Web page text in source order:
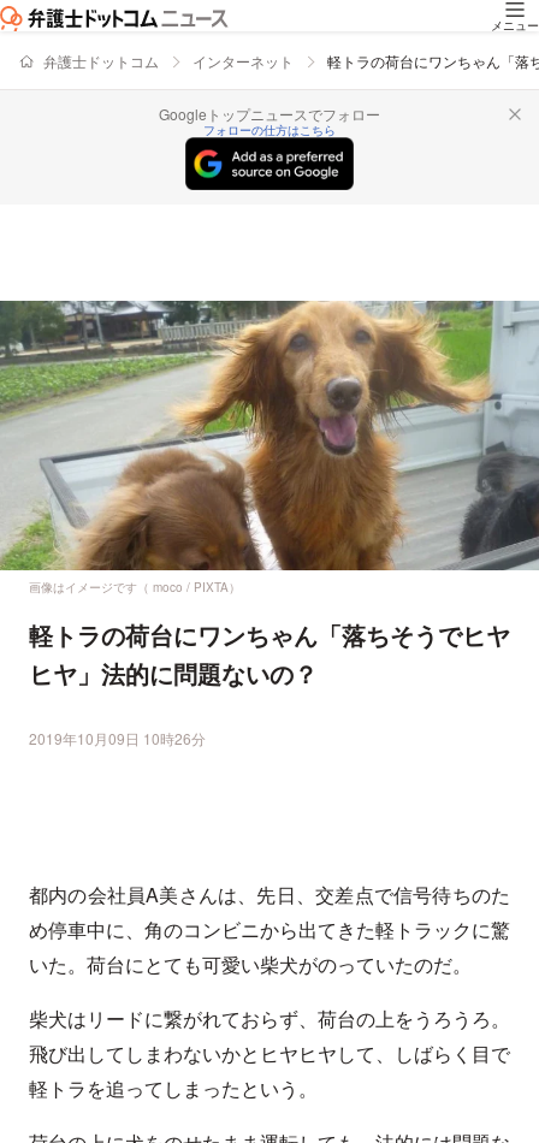
メニュー
弁護士ドットコム インターネット 軽トラの荷台にワンちゃん「落
Googleトップニュースでフォロー
フォローの仕方はこちら
画像はイメージです（ moco / PIXTA）
軽トラの荷台にワンちゃん「落ちそうでヒヤ
ヒヤ」法的に問題ないの？
2019年10月09日 10時26分
都内の会社員A美さんは、先日、交差点で信号待ちのた
め停車中に、角のコンビニから出てきた軽トラックに驚
いた。荷台にとても可愛い柴犬がのっていたのだ。
柴犬はリードに繋がれておらず、荷台の上をうろうろ。
飛び出してしまわないかとヒヤヒヤして、しばらく目で
軽トラを追ってしまったという。